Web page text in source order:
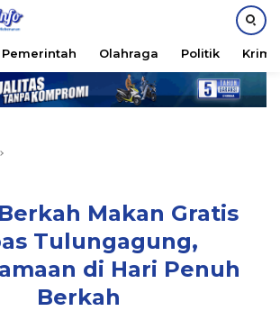
Pemerintah Olahraga Politik
Makan Gratis
Tulungagung,
di Hari Penuh
Berkah